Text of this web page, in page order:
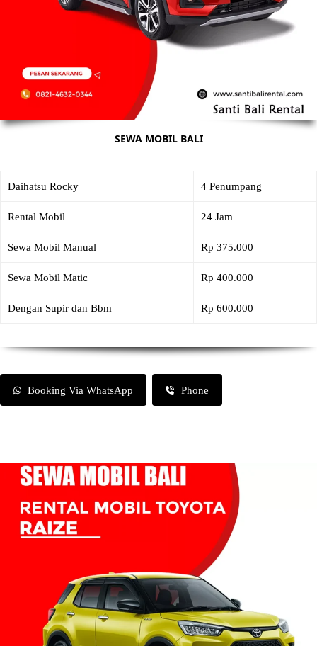
SEWA MOBIL BALI
Daihatsu Rocky 4 Penumpang
Rental Mobil 24 Jam
Sewa Mobil Manual Rp 375.000
Sewa Mobil Matic Rp 400.000
Dengan Supir dan Bbm Rp 600.000
Booking Via WhatsApp Phone